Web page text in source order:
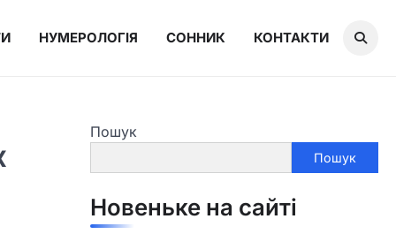
НУМЕРОЛОГІЯ СОННИК КОНТАКТИ
Пошук
Пошук
Новеньке на сайті